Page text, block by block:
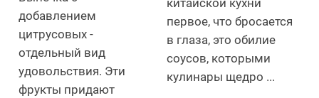
добавлением
цитрусовых -
отдельный вид
удовольствия. Эти
фрукты придают
китайской кухни
первое, что бросается
в глаза, это обилие
соусов, которыми
кулинары щедро ...